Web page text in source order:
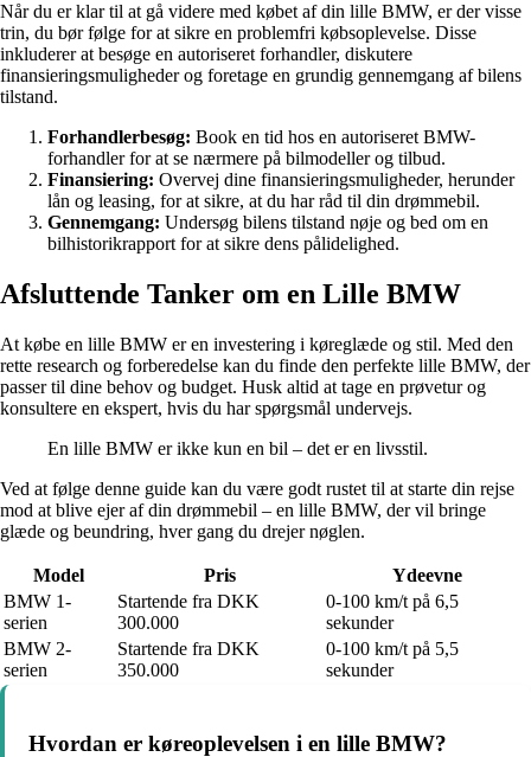
Når du er klar til at gå videre med købet af din lille BMW, er der visse
trin, du bør følge for at sikre en problemfri købsoplevelse. Disse
inkluderer at besøge en autoriseret forhandler, diskutere
finansieringsmuligheder og foretage en grundig gennemgang af bilens
tilstand.
Forhandlerbesøg: Book en tid hos en autoriseret BMW-
forhandler for at se nærmere på bilmodeller og tilbud.
Finansiering: Overvej dine finansieringsmuligheder, herunder
lån og leasing, for at sikre, at du har råd til din drømmebil.
Gennemgang: Undersøg bilens tilstand nøje og bed om en
bilhistorikrapport for at sikre dens pålidelighed.
Afsluttende Tanker om en Lille BMW
At købe en lille BMW er en investering i køreglæde og stil. Med den
rette research og forberedelse kan du finde den perfekte lille BMW, der
passer til dine behov og budget. Husk altid at tage en prøvetur og
konsultere en ekspert, hvis du har spørgsmål undervejs.
En lille BMW er ikke kun en bil – det er en livsstil.
Ved at følge denne guide kan du være godt rustet til at starte din rejse
mod at blive ejer af din drømmebil – en lille BMW, der vil bringe
glæde og beundring, hver gang du drejer nøglen.
Model Pris
Ydeevne
BMW 1-
serien
Startende fra DKK
300.000
0-100 km/t på 6,5
sekunder
BMW 2-
serien
Startende fra DKK
350.000
0-100 km/t på 5,5
sekunder
Hvordan er køreoplevelsen i en lille BMW?